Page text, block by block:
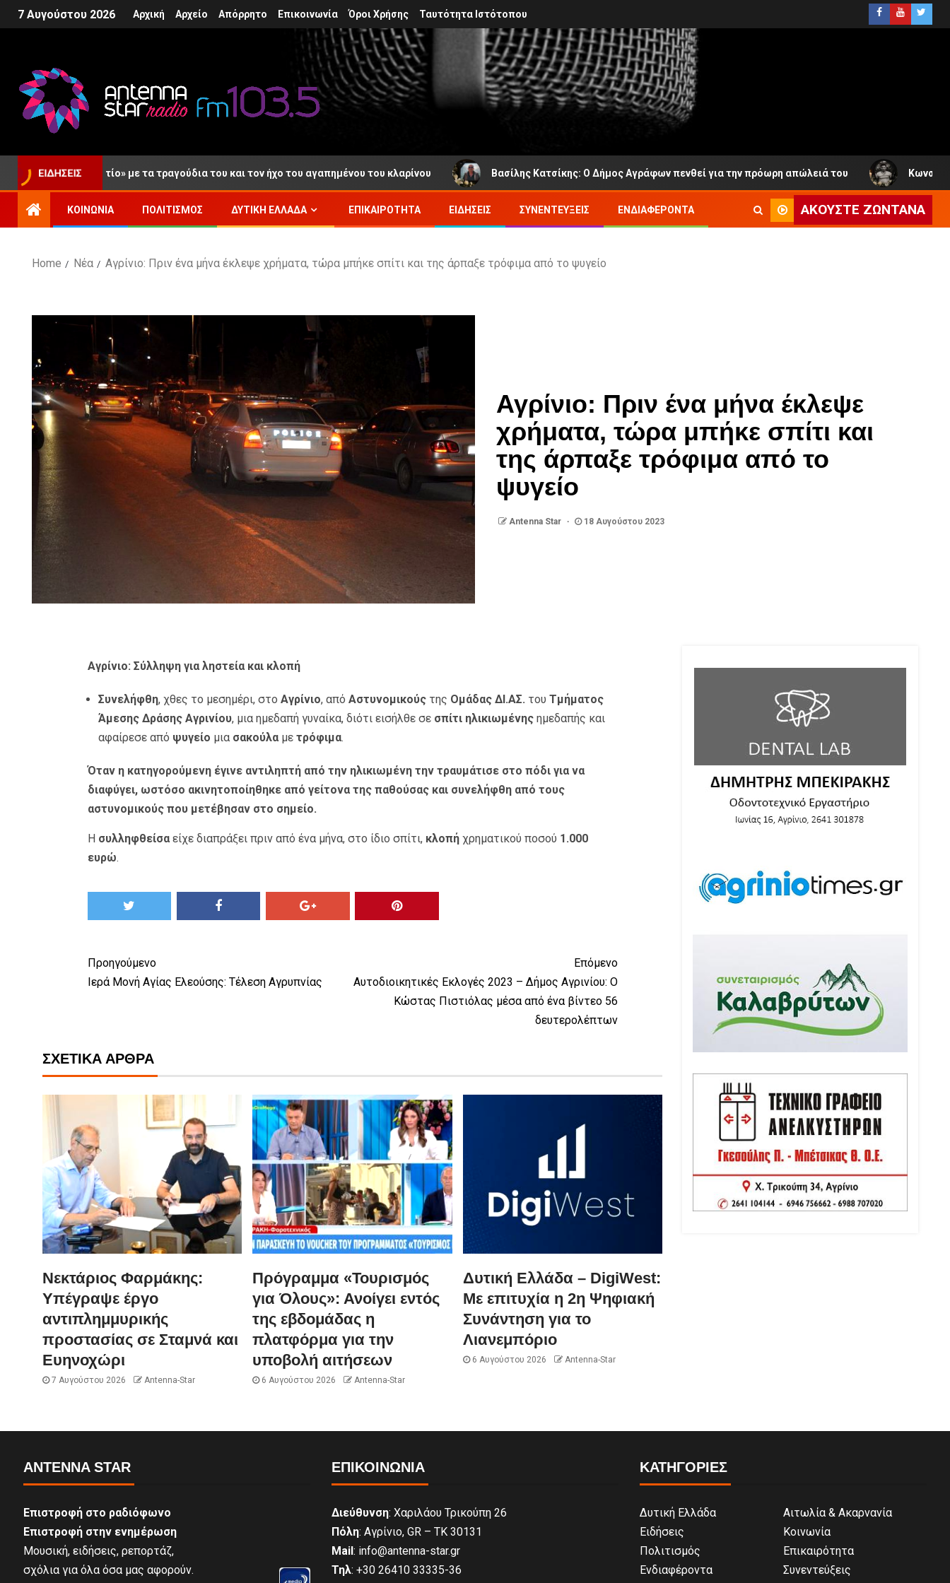
7 Αυγούστου 2026 Αρχική Αρχείο Απόρρητο Επικοινωνία Όροι Χρήσης Ταυτότητα Ιστότοπου
ΕΙΔΉΣΕΙΣ
«αντίο» με τα τραγούδια του και τον ήχο του αγαπημένου του κλαρίνου Βασίλης Κατσίκης: Ο Δήμος Αγράφων πενθεί για την πρόωρη απώλειά του Κωνσταντίνος
ΚΟΙΝΩΝΊΑ ΠΟΛΙΤΙΣΜΌΣ ΔΥΤΙΚΉ ΕΛΛΆΔΑ ΕΠΙΚΑΙΡΌΤΗΤΑ ΕΙΔΉΣΕΙΣ ΣΥΝΕΝΤΕΎΞΕΙΣ ΕΝΔΙΑΦΈΡΟΝΤΑ ΑΚΟΎΣΤΕ ΖΩΝΤΑΝΆ
Home Νέα Αγρίνιο: Πριν ένα μήνα έκλεψε χρήματα, τώρα μπήκε σπίτι και της άρπαξε τρόφιμα από το ψυγείο
Αγρίνιο: Πριν ένα μήνα έκλεψε
χρήματα, τώρα μπήκε σπίτι και
της άρπαξε τρόφιμα από το
ψυγείο
Antenna Star 18 Αυγούστου 2023
Αγρίνιο: Σύλληψη για ληστεία και κλοπή
Συνελήφθη, χθες το μεσημέρι, στο Αγρίνιο, από Αστυνομικούςτης Ομάδας ΔΙ.ΑΣ. του Τμήματος
Άμεσης Δράσης Αγρινίου, μια ημεδαπή γυναίκα, διότι εισήλθε σε σπίτι ηλικιωμένηςημεδαπής και
αφαίρεσε από ψυγείο μια σακούλαμε τρόφιμα.
Όταν η κατηγορούμενη έγινε αντιληπτή από την ηλικιωμένη την τραυμάτισε στο πόδι για να
διαφύγει, ωστόσο ακινητοποίηθηκε από γείτονα της παθούσας και συνελήφθη από τους
αστυνομικούς που μετέβησαν στο σημείο.
Η συλληφθείσαείχε διαπράξει πριν από ένα μήνα, στο ίδιο σπίτι, κλοπήχρηματικού ποσού 1.000
ευρώ.
Προηγούμενο
Ιερά Μονή Αγίας Ελεούσης: Τέλεση Αγρυπνίας
Επόμενο
Αυτοδιοικητικές Εκλογές 2023 – Δήμος Αγρινίου: Ο
Κώστας Πιστιόλας μέσα από ένα βίντεο 56
δευτερολέπτων
ΣΧΕΤΙΚΆ ΆΡΘΡΑ
Νεκτάριος Φαρμάκης:
Υπέγραψε έργο
αντιπλημμυρικής
προστασίας σε Σταμνά και
Ευηνοχώρι
7 Αυγούστου 2026 Antenna-Star
Πρόγραμμα «Τουρισμός
για Όλους»: Ανοίγει εντός
της εβδομάδας η
πλατφόρμα για την
υποβολή αιτήσεων
6 Αυγούστου 2026 Antenna-Star
Δυτική Ελλάδα – DigiWest:
Με επιτυχία η 2η Ψηφιακή
Συνάντηση για το
Λιανεμπόριο
6 Αυγούστου 2026 Antenna-Star
ANTENNA STAR
Επιστροφή στο ραδιόφωνο
Επιστροφή στην ενημέρωση
Μουσική, ειδήσεις, ρεπορτάζ,
σχόλια για όλα όσα μας αφορούν.
ΕΠΙΚΟΙΝΩΝΊΑ
Διεύθυνση: Χαριλάου Τρικούπη 26
Πόλη: Αγρίνιο, GR – ΤΚ 30131
Mail : info@antenna-star.gr
Τηλ: +30 26410 33335-36
ΚΑΤΗΓΟΡΙΕΣ
Δυτική Ελλάδα
Αιτωλία & Ακαρνανία
Ειδήσεις
Κοινωνία
Πολιτισμός
Επικαιρότητα
Ενδιαφέροντα
Συνεντεύξεις